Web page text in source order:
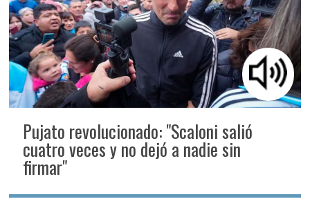
Pujato revolucionado: "Scaloni salió
cuatro veces y no dejó a nadie sin
firmar"